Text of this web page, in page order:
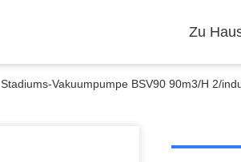
Zu
Stadiums-Vakuumpumpe BSV90 90m3/H 2/